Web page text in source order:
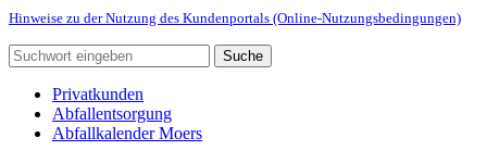
Hinweise zu der Nutzung des Kundenportals (Online-Nutzungsbedingungen)
Suche
Privatkunden
Abfallentsorgung
Abfallkalender Moers